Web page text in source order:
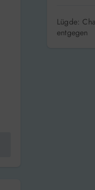
Lügde:
entgegen